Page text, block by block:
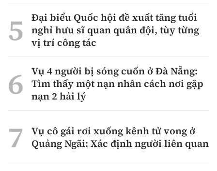
Đại biểu Quốc hội đề xuất tăng tuổi
nghỉ hưu sĩ quan quân đội, tùy từng
vị trí công tác
Vụ 4 người bị sóng cuốn ở Đà Nẵng:
Tìm thấy một nạn nhân cách nơi gặp
nạn 2 hải lý
Vụ cô gái rơi xuống kênh tử vong ở
Quảng Ngãi: Xác định người liên quan